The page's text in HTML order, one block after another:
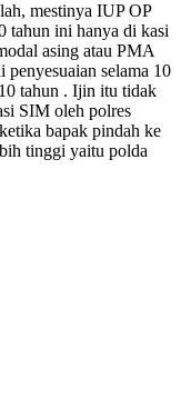
mestinya IUP OP
tahun ini hanya di kasi
asing atau PMA
selama 10
tahun . Ijin itu tidak
SIM oleh polres
bapak pindah ke
tinggi yaitu polda